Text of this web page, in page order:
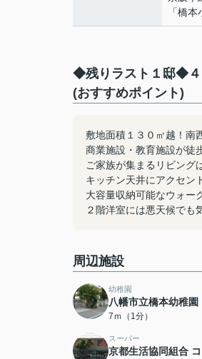
「橋
◆残りラスト１邸◆４
(おすすめポイント)
敷地面積１３０㎡越！
商業施設・教育施設が徒
ご家族が集まるリビン
キッチン天井にアクセン
大容量収納可能なウォ
２階洋室には悪天候で
周辺施設
幼稚園
八幡市立橋本幼稚園
7ｍ（1分）
スーパー
京都生活協同組合